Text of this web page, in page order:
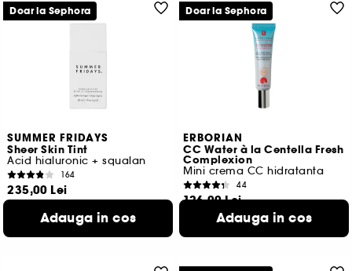
SUMMER FRIDAYS
Sheer Skin Tint
Acid hialuronic + squalan
164
235,00 Lei
783,33 Lei
12 variante disponibile
Adauga in cos
Doar la Sephora
ERBORIAN
CC Water à la Centella Fresh
Complexion
Mini crema CC hidratanta
44
126,00 Lei
840,00 Lei /100ml
Adauga in cos
Doar la Sephora